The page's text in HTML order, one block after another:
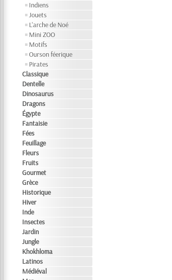
Indiens
Jouets
L'arche de Noé
Mini ZOO
Motifs
Ourson féerique
Pirates
Classique
Dentelle
Dinosaurus
Dragons
Égypte
Fantaisie
Fées
Feuillage
Fleurs
Fruits
Gourmet
Grèce
Historique
Hiver
Inde
Insectes
Jardin
Jungle
Khokhloma
Latinos
Médiéval